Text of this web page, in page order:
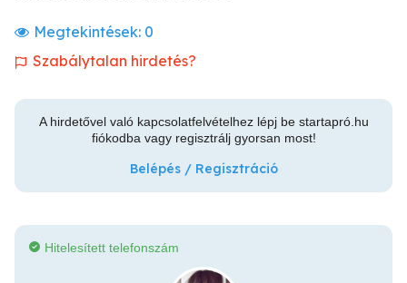
Megtekintések: 0
Szabálytalan hirdetés?
A hirdetővel való kapcsolatfelvételhez lépj be startapró.hu
fiókodba vagy regisztrálj gyorsan most!
Belépés / Regisztráció
Hitelesített telefonszám